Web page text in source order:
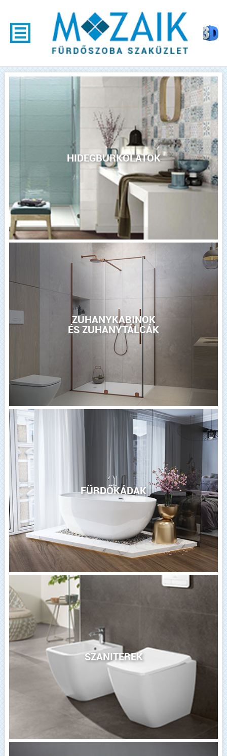
HIDEGBURKOLATOK
ZUHANYKABINOK
ÉS ZUHANYTÁLCÁK
FÜRDŐKÁDAK
SZANITEREK